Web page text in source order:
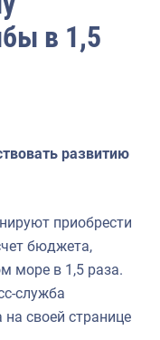
ценностей
в 1,5
развитию
приобрести
бюджета,
море в 1,5 раза.
служба
на своей странице